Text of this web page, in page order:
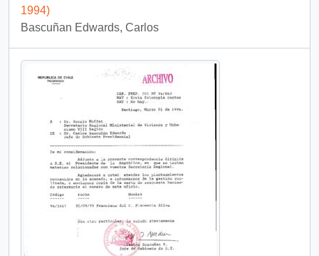
1994)
Bascuñan Edwards, Carlos